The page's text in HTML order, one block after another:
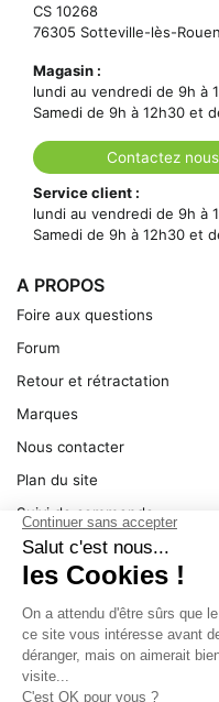
CS 10268
76305 Sotteville-lès-
Magasin :
lundi au vendredi de 9h à
Samedi de 9h à 12h30 et
Contactez
Service client :
lundi au vendredi de 9h à
Samedi de 9h à 12h30 et
A PROPOS
Foire aux questions
Forum
Retour et rétractation
Marques
Nous contacter
Plan du site
Suivi de commande
Ma facture
Mentions légales
Conditions générales
SERVICE
Pièces détachées